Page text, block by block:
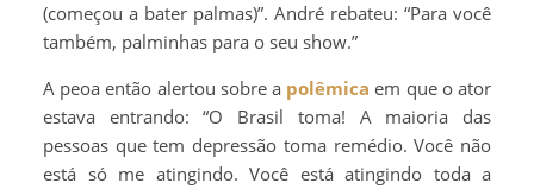
(começou a bater palmas)”. André rebateu: “Para você
também, palminhas para o seu show.”
A peoa então alertou sobre a polêmica em que o ator
estava entrando: “O Brasil toma! A maioria das
pessoas que tem depressão toma remédio. Você não
está só me atingindo. Você está atingindo toda a